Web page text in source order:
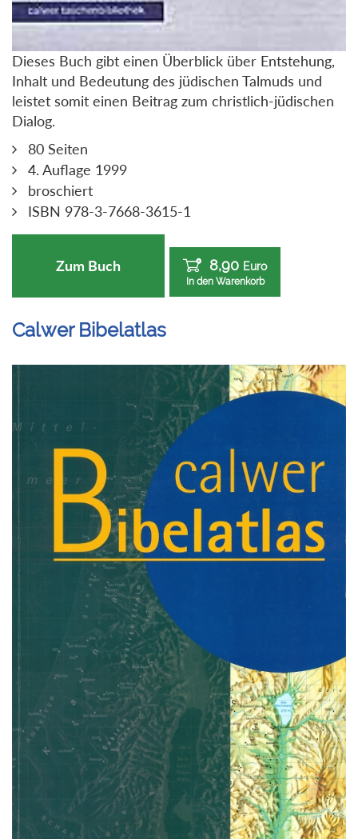
Dieses Buch gibt einen Überblick über Entstehung,
Inhalt und Bedeutung des jüdischen Talmuds und
leistet somit einen Beitrag zum christlich-jüdischen
Dialog.
80 Seiten
4. Auflage 1999
broschiert
ISBN 978-3-7668-3615-1
Zum Buch 8,90 Euro
In den Warenkorb
Calwer Bibelatlas